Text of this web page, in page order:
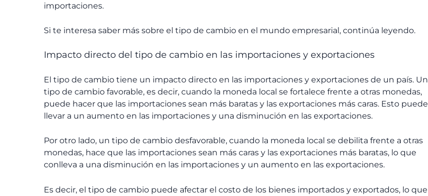
importaciones.
Si te interesa saber más sobre el tipo de cambio en el mundo empresarial, continúa leyendo.
Impacto directo del tipo de cambio en las importaciones y exportaciones
El tipo de cambio tiene un impacto directo en las importaciones y exportaciones de un país. Un
tipo de cambio favorable, es decir, cuando la moneda local se fortalece frente a otras monedas,
puede hacer que las importaciones sean más baratas y las exportaciones más caras. Esto puede
llevar a un aumento en las importaciones y una disminución en las exportaciones.
Por otro lado, un tipo de cambio desfavorable, cuando la moneda local se debilita frente a otras
monedas, hace que las importaciones sean más caras y las exportaciones más baratas, lo que
conlleva a una disminución en las importaciones y un aumento en las exportaciones.
Es decir, el tipo de cambio puede afectar el costo de los bienes importados y exportados, lo que